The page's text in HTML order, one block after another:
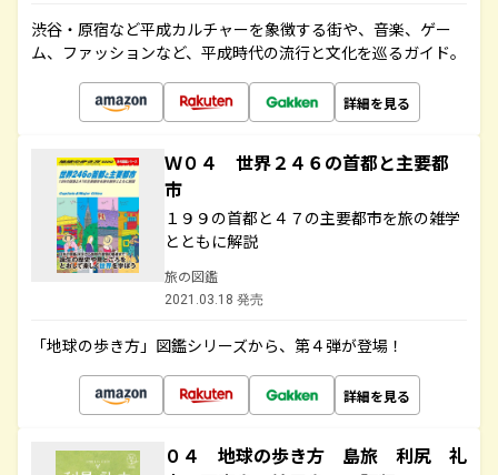
渋谷・原宿など平成カルチャーを象徴する街や、音楽、ゲー
ム、ファッションなど、平成時代の流行と文化を巡るガイド。
詳細を見る
Ｗ０４ 世界２４６の首都と主要都
市
１９９の首都と４７の主要都市を旅の雑学
とともに解説
旅の図鑑
2021.03.18 発売
「地球の歩き方」図鑑シリーズから、第４弾が登場！
詳細を見る
０４ 地球の歩き方 島旅 利尻 礼